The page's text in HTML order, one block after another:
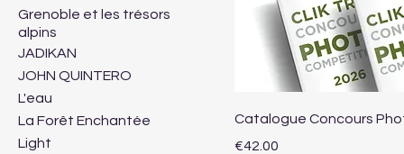
Grenoble et les trésors
alpins
JADIKAN
JOHN QUINTERO
L'eau
La Forêt Enchantée
Light
Aperçu rapide
Catalogue Concours
Prix
€42.00